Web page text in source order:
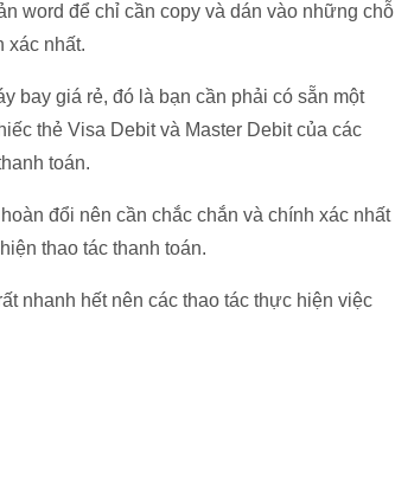
word để chỉ cần copy và dán vào những chỗ
xác nhất.
bay giá rẻ, đó là bạn cần phải có sẵn một
thẻ Visa Debit và Master Debit của các
toán.
đổi nên cần chắc chắn và chính xác nhất
thao tác thanh toán.
nhanh hết nên các thao tác thực hiện việc